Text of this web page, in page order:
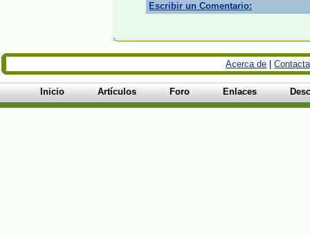
Escribir un Comentario:
Acerca de |
Inicio Artículos Foro Enlaces